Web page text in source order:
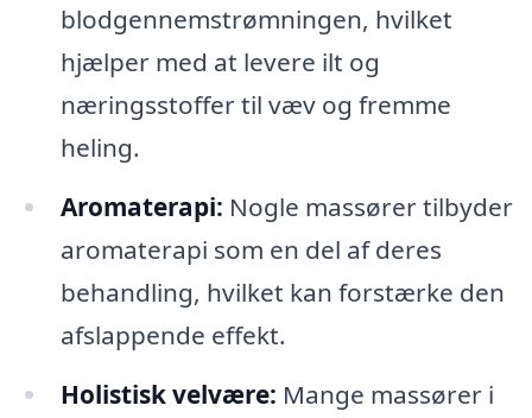
blodgennemstrømningen, hvilket
hjælper med at levere ilt og
næringsstoffer til væv og fremme
heling.
Aromaterapi: Nogle massører tilbyder
aromaterapi som en del af deres
behandling, hvilket kan forstærke den
afslappende effekt.
Holistisk velvære: Mange massører i